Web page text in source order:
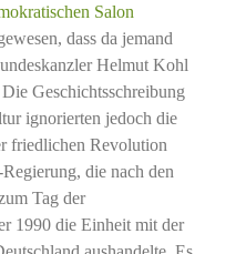
Salon
dass da jemand
Helmut Kohl
Geschichtsschreibung
ignorierten jedoch die
friedlichen Revolution
die nach den
Tag der
1990 die Einheit mit der